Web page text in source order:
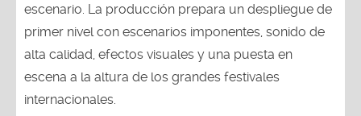
escenario. La producción prepara un despliegue de
primer nivel con escenarios imponentes, sonido de
alta calidad, efectos visuales y una puesta en
escena a la altura de los grandes festivales
internacionales.